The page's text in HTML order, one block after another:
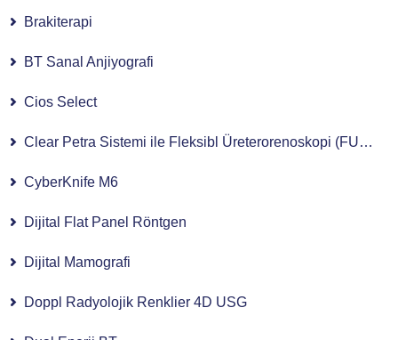
Brakiterapi
BT Sanal Anjiyografi
Cios Select
Clear Petra Sistemi ile Fleksibl Üreterorenoskopi (FURS)
CyberKnife M6
Dijital Flat Panel Röntgen
Dijital Mamografi
Doppl Radyolojik Renklier 4D USG